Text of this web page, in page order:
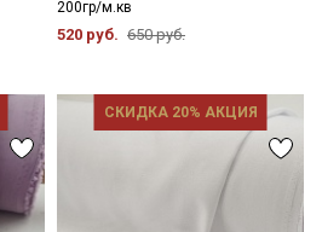
200гр/м.кв
520 руб. 650 руб.
СКИДКА 20% АКЦИЯ